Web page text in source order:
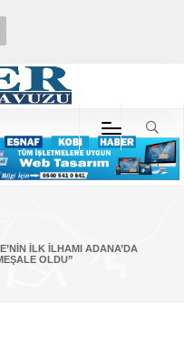
İLK İLHAMI ADANA’DA
OLDU”